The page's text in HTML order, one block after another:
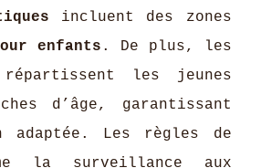
incluent des zones
enfants . De plus, les
les jeunes
d’âge, garantissant
adaptée. Les règles de
la surveillance aux